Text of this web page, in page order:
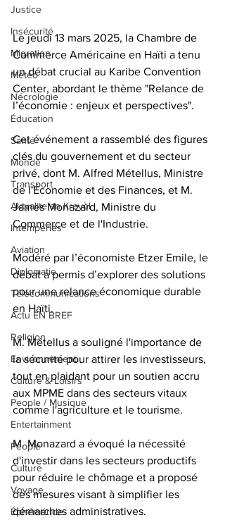
Justice
Insécurité
Migration
Météo
Nécrologie
Éducation
Santé
Monde
Transport
Aktyalite an Kreyòl
Intempéries
Aviation
Diplomatie
Télécommunications
Actu EN BREF
Religion
Environnement
Culture & Loisirs
People / Musique
Entertainment
People
Culture
Voyage
Éphéméride
Le jeudi 13 mars 2025, la Chambre de
Commerce Américaine en Haïti a tenu
un débat crucial au Karibe Convention
Center, abordant le thème "Relance de
l’économie : enjeux et perspectives".
Cet événement a rassemblé des figures
clés du gouvernement et du secteur
privé, dont M. Alfred Métellus, Ministre
de l'Économie et des Finances, et M.
James Monazard, Ministre du
Commerce et de l'Industrie.
Modéré par l’économiste Etzer Emile, le
débat a permis d’explorer des solutions
pour une relance économique durable
en Haïti.
M. Métellus a souligné l'importance de
la sécurité pour attirer les investisseurs,
tout en plaidant pour un soutien accru
aux MPME dans des secteurs vitaux
comme l'agriculture et le tourisme.
M. Monazard a évoqué la nécessité
d'investir dans les secteurs productifs
pour réduire le chômage et a proposé
des mesures visant à simplifier les
démarches administratives.